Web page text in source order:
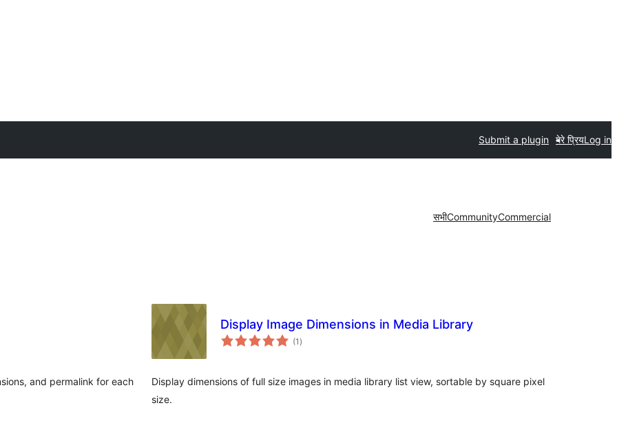
Submit a plugin मेरे प्रियLog in
सभीCommunityCommercial
and permalink for each
Display Image Dimensions in Media Library
(1 कुल
दर)
Display dimensions of full size images in media library list view, sortable by square pixel
size.